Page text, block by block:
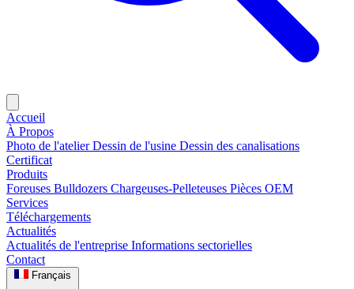
Accueil
À Propos
Photo de l'atelierDessin de l'usine Dessin des canalisations
Certificat
Produits
Foreuses Bulldozers Chargeuses-Pelleteuses Pièces OEM
Services
Téléchargements
Actualités
Actualités de l'entreprise Informations sectorielles
Contact
Français